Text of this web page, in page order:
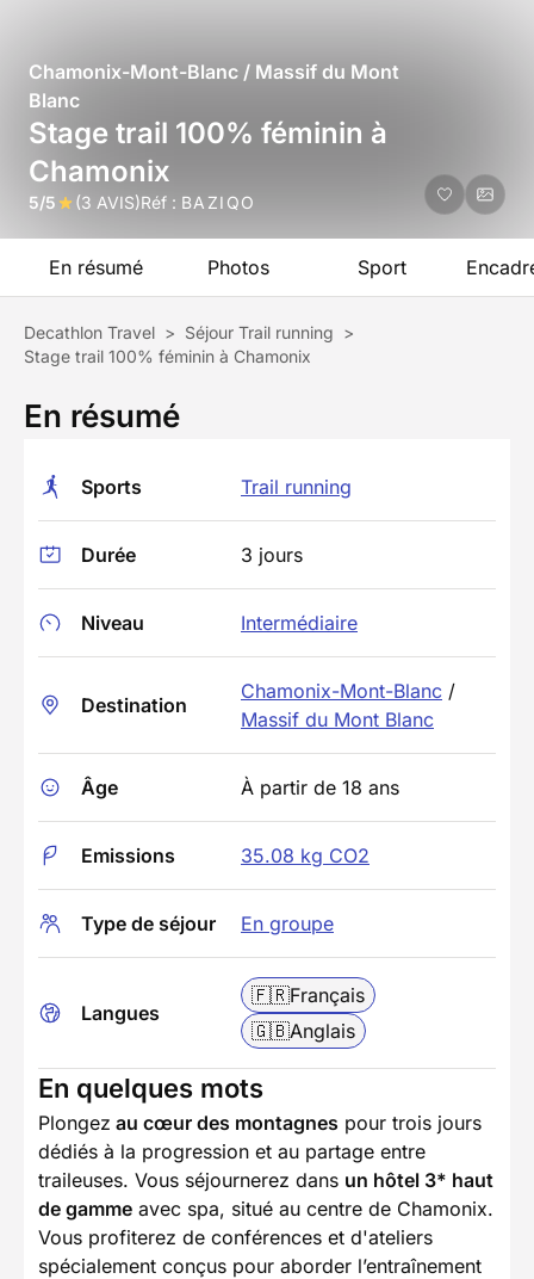
Chamonix-Mont-Blanc / Massif du Mont
Blanc
Stage trail 100% féminin à
Chamonix
5/5 (3 AVIS)Réf : BAZIQO
En résumé Photos Sport
Decathlon Travel > Séjour Trail running >
Stage trail 100% féminin à Chamonix
En résumé
Sports Trail running
Durée 3 jours
Niveau Intermédiaire
Destination
Chamonix-Mont-Blanc /
Massif du Mont Blanc
Âge À partir de 18 ans
Emissions 35.08 kg CO2
Type de séjour En groupe
Langues
🇫🇷Français
🇬🇧Anglais
En quelques mots
Plongez au cœur des montagnes pour trois jours
dédiés à la progression et au partage entre
traileuses. Vous séjournerez dans un hôtel 3* haut
de gamme avec spa, situé au centre de Chamonix.
Vous profiterez de conférences et d'ateliers
spécialement conçus pour aborder l’entraînement